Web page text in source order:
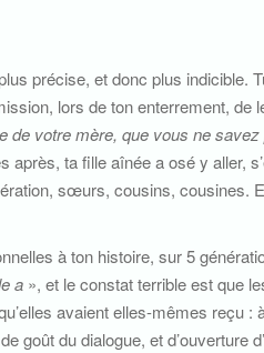
précise, et donc plus indicible.
lors de ton enterrement, de
de votre mère, que vous ne
après, ta fille aînée a osé y aller,
sœurs, cousins, cousines.
à ton histoire, sur 5
a », et le constat terrible est que
avaient elles-mêmes reçu :
goût du dialogue, et d’ouverture